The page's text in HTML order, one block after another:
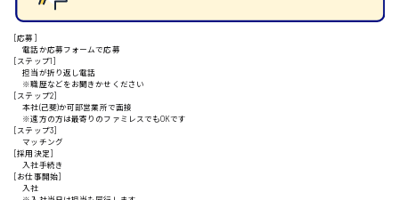
安芸太田町
安芸郡
山口県
日給10000円以上
[応募]
電話か応募フォームで応募
[ステップ1]
担当が折り返し電話
※職歴などをお聞きかせください
[ステップ2]
本社(己斐)か可部営業所で面接
※遠方の方は最寄りのファミレスでもOKです
[ステップ3]
マッチング
[採用決定]
入社手続き
[お仕事開始]
入社